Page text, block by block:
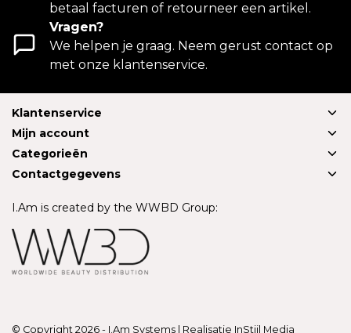
betaal facturen of retourneer een artikel.
Vragen?
We helpen je graag. Neem gerust contact op
met onze klantenservice.
Klantenservice
Mijn account
Categorieën
Contactgegevens
I.Am is created by the WWBD Group:
© Copyright 2026 - I.Am Systems | Realisatie InStijl Media